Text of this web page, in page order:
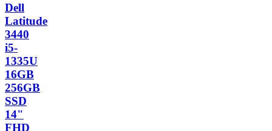
Dell
Latitude
3440
i5-
1335U
16GB
256GB
SSD
14"
FHD